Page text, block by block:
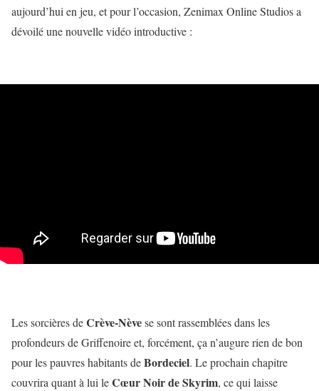
aujourd’hui en jeu, et pour l’occasion, Zenimax Online Studios a
dévoilé une nouvelle vidéo introductive :
Les sorcières deCrève-Nèvese sont rassemblées dans les
profondeurs de Griffenoire et, forcément, ça n’augure rien de bon
pour les pauvres habitants deBordeciel. Le prochain chapitre
couvrira quant à lui leCœur Noir de Skyrim, ce qui laisse